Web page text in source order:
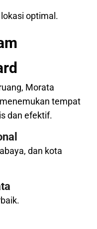
optimal.
Morata
tempat
dan efektif.
dan kota